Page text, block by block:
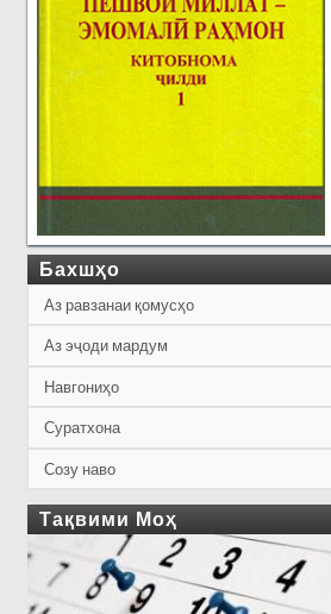
Бахшҳо
Аз равзанаи қомусҳо
Аз эҷоди мардум
Навгониҳо
Суратхона
Созу наво
Тақвими Моҳ